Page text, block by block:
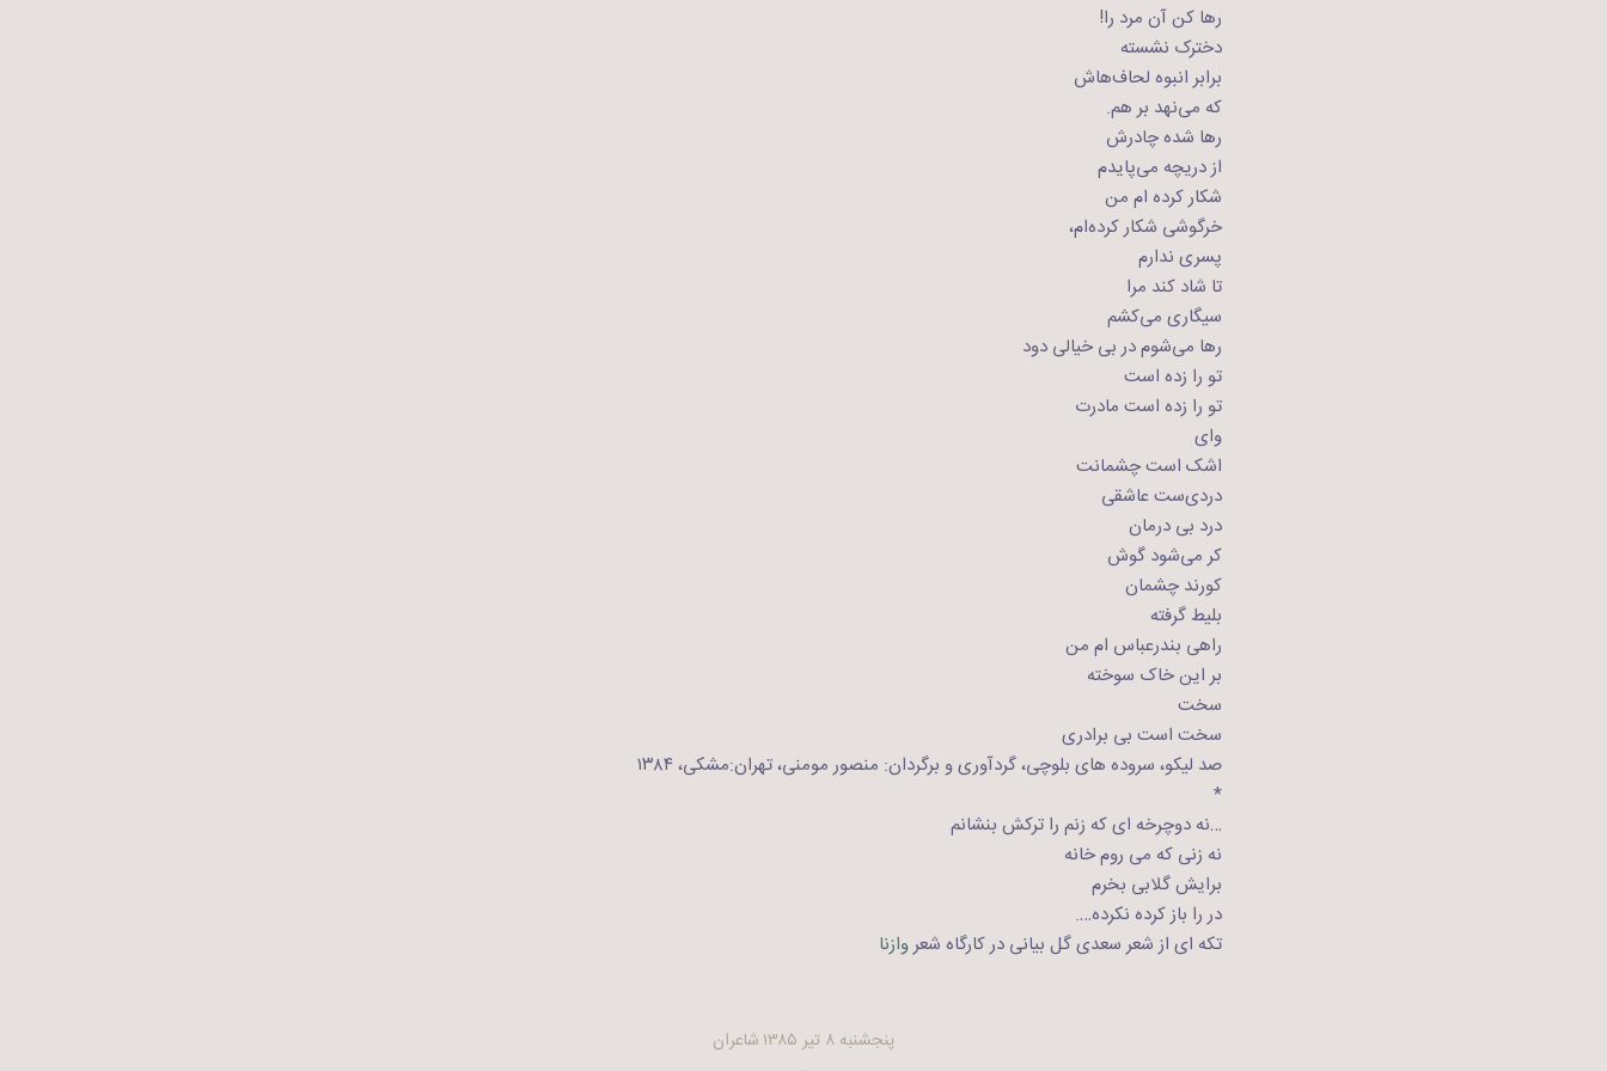
رها کن آن مرد را!
دخترک نشسته
برابر انبوه لحاف‌هاش
که می‌نهد بر هم.
رها شده چادرش
از دریچه می‌پایدم
شکار کرده ام من
خرگوشی شکار کرده‌ام،
پسری ندارم
تا شاد کند مرا
سیگاری می‌کشم
رها می‌شوم در بی خیالی دود
تو را زده است
تو را زده است مادرت
وای
اشک است چشمانت
دردی‌ست عاشقی
درد بی درمان
کر می‌شود گوش
کورند چشمان
بلیط گرفته
راهی بندرعباس ام من
بر این خاک سوخته
سخت
سخت است بی برادری
صد لیکو، سروده های بلوچی، گردآوری و برگردان: منصور مومنی، تهران:مشکی، ۱۳۸۴
*
…نه دوچرخه ای که زنم را ترکش بنشانم
نه زنی که می روم خانه
برایش گلابی بخرم
در را باز کرده نکرده….
تکه ای از شعر سعدی گل بیانی در کارگاه شعروازنا
پنجشنبه ۸ تیر ۱۳۸۵
شاعران